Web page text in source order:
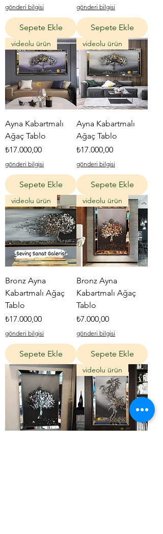
gönderi bilgisi
Sepete Ekle
gönderi bilgisi
Sepete Ekle
videolu ürün
Ayna Kabartmalı
Ağaç Tablo
Fiyat
₺17.000,00
gönderi bilgisi
Sepete Ekle
videolu ürün
Ayna Kabartmalı
Ağaç Tablo
Fiyat
₺17.000,00
gönderi bilgisi
Sepete Ekle
videolu ürün
Bronz Ayna
Kabartmalı Ağaç
Tablo
Fiyat
₺17.000,00
gönderi bilgisi
Sepete Ekle
videolu ürün
Bronz Ayna
Kabartmalı Ağaç
Tablo
Fiyat
₺7.000,00
gönderi bilgisi
Sepete Ekle
videolu ürün